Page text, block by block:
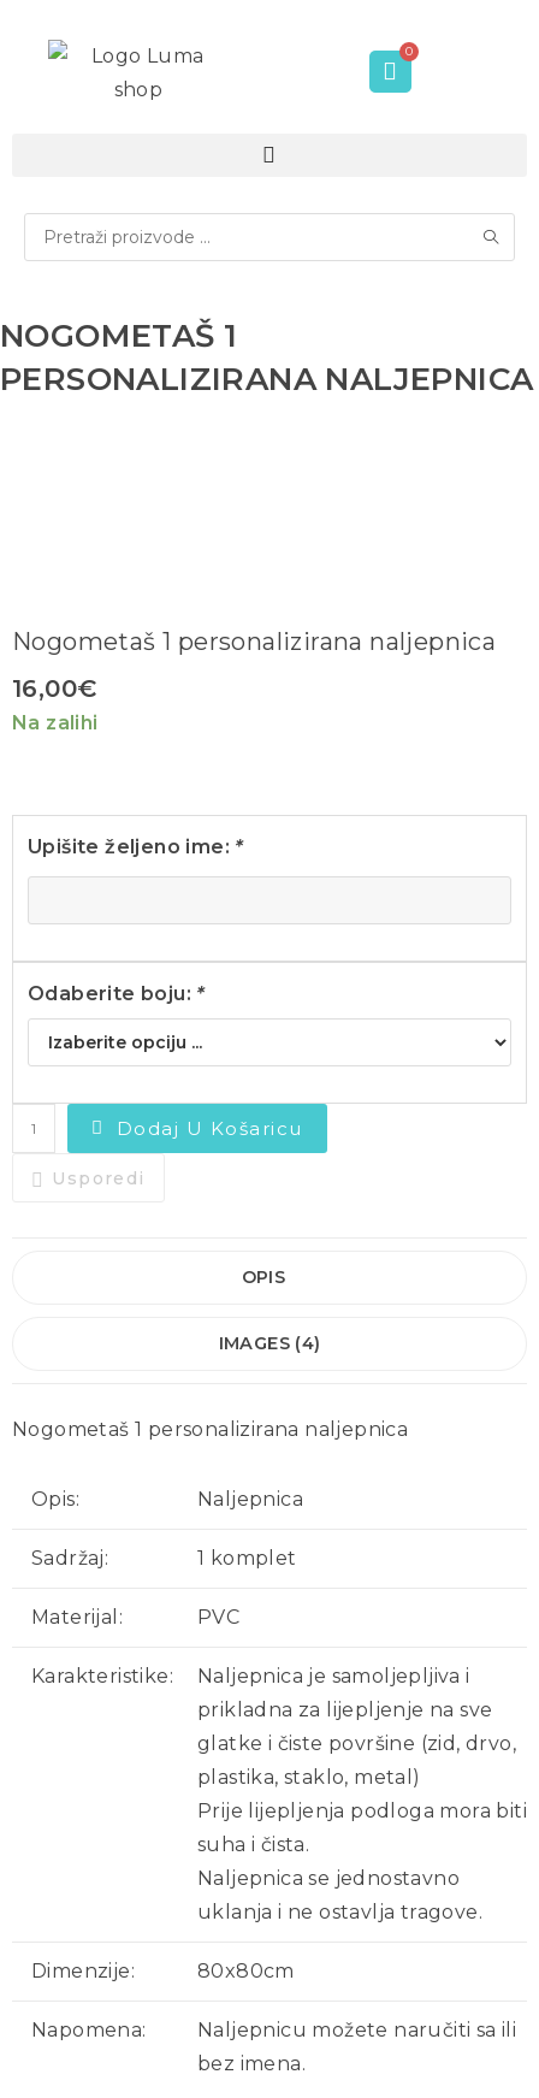
NOGOMETAŠ 1
PERSONALIZIRANA NALJEPNICA
Nogometaš 1 personalizirana naljepnica
16,00€
Na zalihi
Upišite željeno ime: *
Odaberite boju: *
Dodaj U Košaricu
Usporedi
OPIS
IMAGES (4)
Nogometaš 1 personalizirana naljepnica
Opis: Naljepnica
Sadržaj: 1 komplet
Materijal: PVC
Karakteristike:
Naljepnica je samoljepljiva i
prikladna za lijepljenje na sve
glatke i čiste površine (zid, drvo,
plastika, staklo, metal)
Prije lijepljenja podloga mora biti
suha i čista.
Naljepnica se jednostavno
uklanja i ne ostavlja tragove.
Dimenzije: 80x80cm
Napomena:
Naljepnicu možete naručiti sa ili
bez imena.